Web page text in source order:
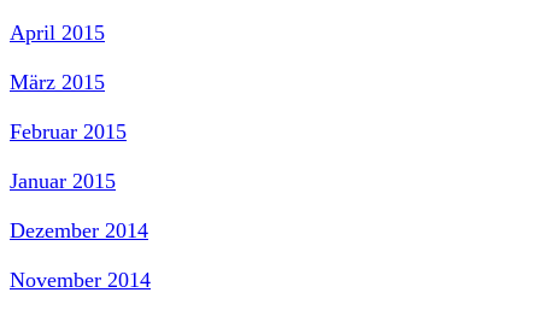
April 2015
März 2015
Februar 2015
Januar 2015
Dezember 2014
November 2014